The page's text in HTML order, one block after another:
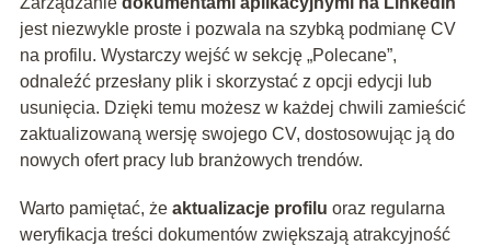
jest niezwykle proste i pozwala na szybką podmianę CV
na profilu. Wystarczy wejść w sekcję „Polecane”,
odnaleźć przesłany plik i skorzystać z opcji edycji lub
usunięcia. Dzięki temu możesz w każdej chwili zamieścić
zaktualizowaną wersję swojego CV, dostosowując ją do
nowych ofert pracy lub branżowych trendów.
Warto pamiętać, że aktualizacje profilu oraz regularna
weryfikacja treści dokumentów zwiększają atrakcyjność